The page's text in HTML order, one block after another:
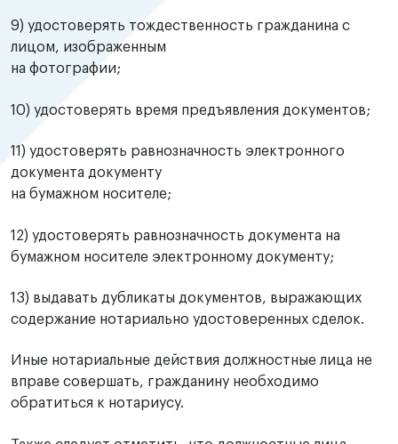
9) удостоверять тождественность гражданина с
лицом, изображенным
на фотографии;
10) удостоверять время предъявления документов;
11) удостоверять равнозначность электронного
документа документу
на бумажном носителе;
12) удостоверять равнозначность документа на
бумажном носителе электронному документу;
13) выдавать дубликаты документов, выражающих
содержание нотариально удостоверенных сделок.
Иные нотариальные действия должностные лица не
вправе совершать, гражданину необходимо
обратиться к нотариусу.